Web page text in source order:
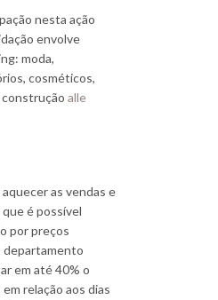
nesta ação
envolve
moda,
cosméticos,
construção alle
as vendas e
é possível
por preços
departamento
em até 40% o
relação aos dias